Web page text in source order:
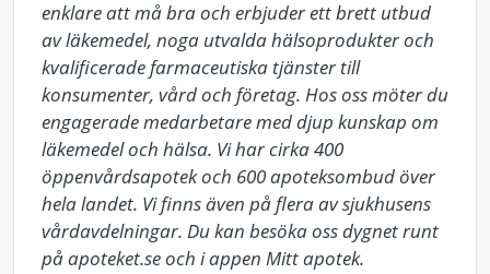
enklare att må bra och erbjuder ett brett utbud
av läkemedel, noga utvalda hälsoprodukter och
kvalificerade farmaceutiska tjänster till
konsumenter, vård och företag. Hos oss möter du
engagerade medarbetare med djup kunskap om
läkemedel och hälsa. Vi har cirka 400
öppenvårdsapotek och 600 apoteksombud över
hela landet. Vi finns även på flera av sjukhusens
vårdavdelningar. Du kan besöka oss dygnet runt
på apoteket.se och i appen Mitt apotek.